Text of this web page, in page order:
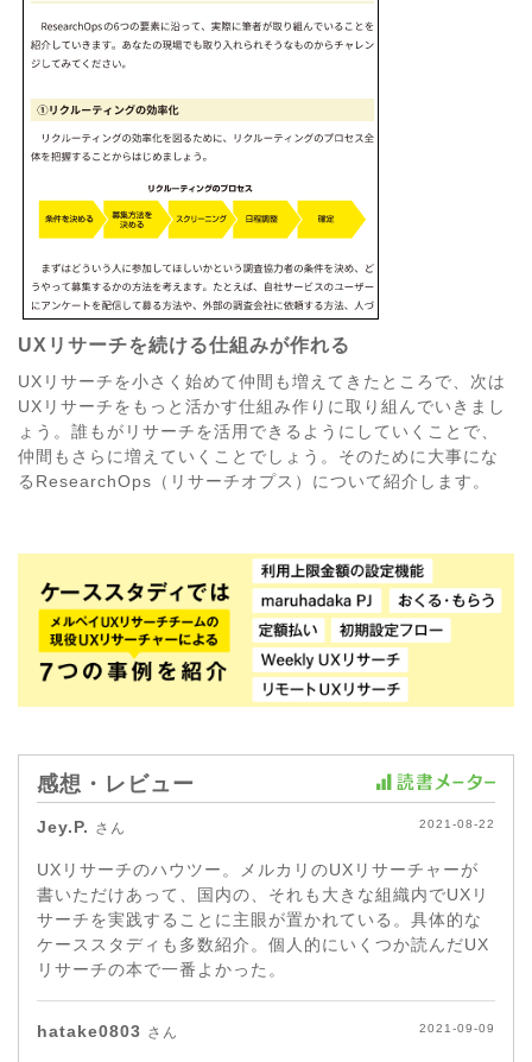
UXリサーチを続ける仕組みが作れる
UXリサーチを小さく始めて仲間も増えてきたところで、次は
UXリサーチをもっと活かす仕組み作りに取り組んでいきまし
ょう。誰もがリサーチを活用できるようにしていくことで、
仲間もさらに増えていくことでしょう。そのために大事にな
るResearchOps（リサーチオプス）について紹介します。
感想・レビュー
Jey.P. さん 2021-08-22
UXリサーチのハウツー。メルカリのUXリサーチャーが
書いただけあって、国内の、それも大きな組織内でUXリ
サーチを実践することに主眼が置かれている。具体的な
ケーススタディも多数紹介。個人的にいくつか読んだUX
リサーチの本で一番よかった。
hatake0803 さん 2021-09-09